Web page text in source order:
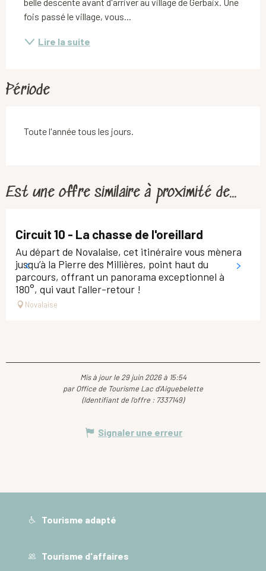
fois passé le village, vous...
Lire la suite
Période
Toute l'année tous les jours.
Est une offre similaire à proximité de...
Circuit 10 - La chasse de l'oreillard
Au départ de Novalaise, cet itinéraire vous mènera
jusqu’à la Pierre des Millières, point haut du
parcours, offrant un panorama exceptionnel à
180°, qui vaut l'aller-retour !
Novalaise
Mis à jour le 29 juin 2026 à 15:54
par Office de Tourisme Lac d'Aiguebelette
(Identifiant de l'offre : 7337149)
Signaler une erreur
Tourisme adapté
Tourisme d'affaires